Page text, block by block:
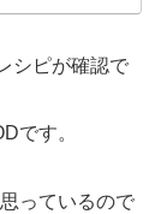
シピが確認で
です。
っているので